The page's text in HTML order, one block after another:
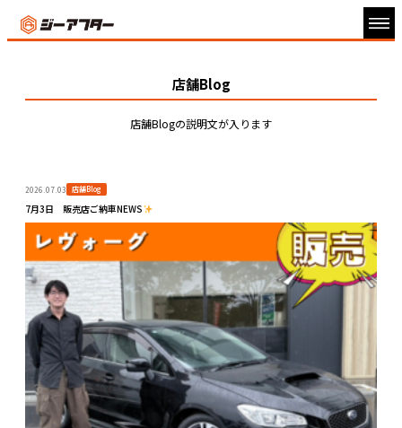
店舗Blog
店舗Blogの説明文が入ります
2026.07.03 店舗Blog
7月3日 販売店ご納車NEWS